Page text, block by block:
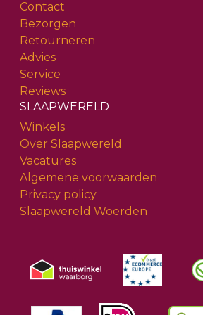
Contact
Bezorgen
Retourneren
Advies
Service
Reviews
SLAAPWERELD
Winkels
Over Slaapwereld
Vacatures
Algemene voorwaarden
Privacy policy
Slaapwereld Woerden